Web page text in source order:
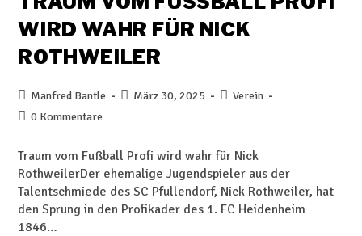
IRD WAHR FÜR NICK R
OTHWEILER
Manfred Bantle März 30, 2025
Verein
0 Kommentare
Traum vom Fußball Profi wird wahr für Nick
RothweilerDer ehemalige Jugendspieler aus der
Talentschmiede des SC Pfullendorf, Nick Rothweiler, hat
den Sprung in den Profikader des 1. FC Heidenheim
1846…